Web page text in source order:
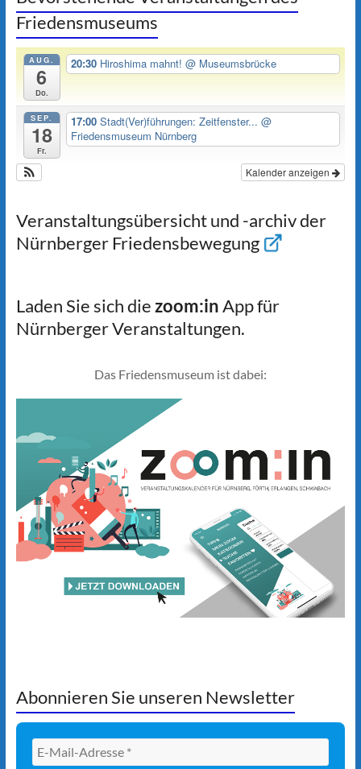
Friedensmuseums
AUG.
6
Do.
20:30 Hiroshima mahnt!@ Museumsbrücke
SEP.
18
Fr.
17:00Stadt(Ver)führungen: Zeitfenster...@
Friedensmuseum Nürnberg
Kalender anzeigen
Veranstaltungsübersicht und -archiv der
Nürnberger Friedensbewegung
Laden Sie sich diezoom:inApp für
Nürnberger Veranstaltungen.
Das Friedensmuseum ist dabei:
Abonnieren Sie unseren Newsletter